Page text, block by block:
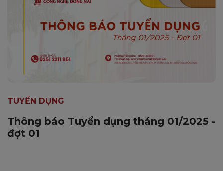
TUYỂN DỤNG
Thông báo Tuyển dụng tháng 01/2025 -
đợt 01